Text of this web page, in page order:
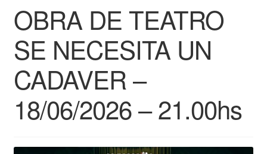
Finalizar compra
Ayuda Rapida
OBRA DE TEATRO
SE NECESITA UN
CADAVER –
18/06/2026 – 21.00hs